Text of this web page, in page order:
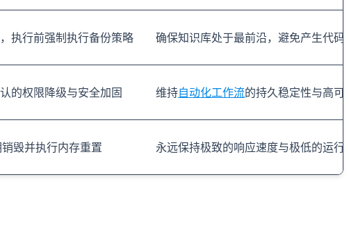
执行前强制执行备份策略 确保知识库处于最前沿，避免产生代码
的权限降级与安全加固 维持自动化工作流的持久稳定性与高可
毁并执行内存重置 永远保持极致的响应速度与极低的运行